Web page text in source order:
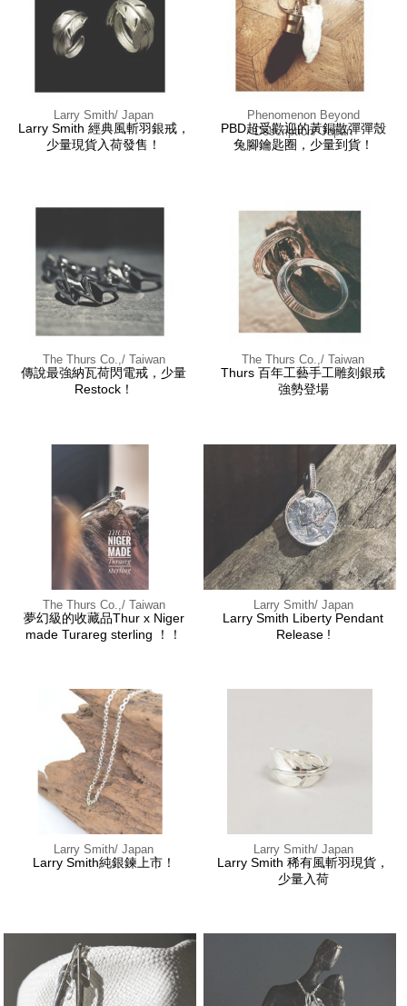
Larry Smith/ Japan
Larry Smith 經典風斬羽銀戒，
少量現貨入荷發售！
Phenomenon Beyond
Description/ Japan
PBD超受歡迎的黃銅散彈彈殼
兔腳鑰匙圈，少量到貨！
The Thurs Co.,/ Taiwan
傳說最強納瓦荷閃電戒，少量
Restock！
The Thurs Co.,/ Taiwan
Thurs 百年工藝手工雕刻銀戒
強勢登場
The Thurs Co.,/ Taiwan
夢幻級的收藏品Thur x Niger
made Turareg sterling ！！
Larry Smith/ Japan
Larry Smith Liberty Pendant
Release !
Larry Smith/ Japan
Larry Smith純銀鍊上市！
Larry Smith/ Japan
Larry Smith 稀有風斬羽現貨，
少量入荷